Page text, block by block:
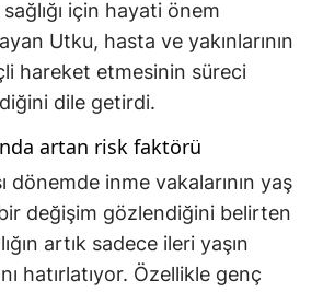
için hayati önem
Utku, hasta ve yakınlarının
hareket etmesinin süreci
dile getirdi.
artan risk faktörü
dönemde inme vakalarının yaş
değişim gözlendiğini belirten
artık sadece ileri yaşın
hatırlatıyor. Özellikle genç